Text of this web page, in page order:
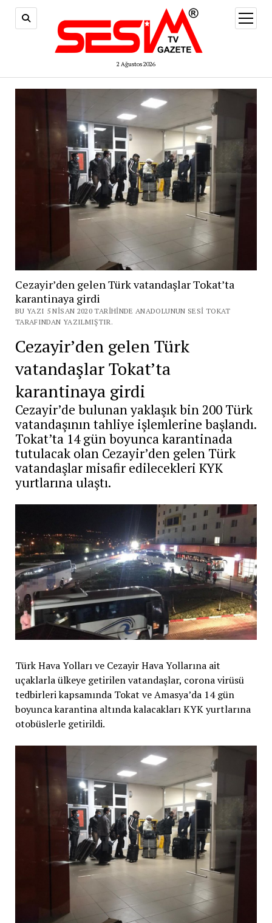
2 Ağustos 2026
aç
Cezayir’den gelen Türk vatandaşlar Tokat’ta
karantinaya girdi
BU YAZI 5 NISAN 2020 TARIHINDE ANADOLUNUN SESI TOKAT
TARAFINDAN YAZILMIŞTIR.
Cezayir’den gelen Türk
vatandaşlar Tokat’ta
karantinaya girdi
Cezayir’de bulunan yaklaşık bin 200 Türk
vatandaşının tahliye işlemlerine başlandı.
Tokat’ta 14 gün boyunca karantinada
tutulacak olan Cezayir’den gelen Türk
vatandaşlar misafir edilecekleri KYK
yurtlarına ulaştı.
Türk Hava Yolları ve Cezayir Hava Yollarına ait
uçaklarla ülkeye getirilen vatandaşlar, corona virüsü
tedbirleri kapsamında Tokat ve Amasya’da 14 gün
boyunca karantina altında kalacakları KYK yurtlarına
otobüslerle getirildi.